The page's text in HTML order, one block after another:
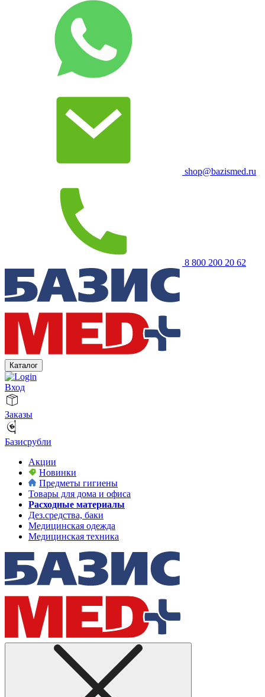
shop@bazismed.ru
8 800 200 20 62
Каталог
Вход
Заказы
Базисрубли
Акции
Новинки
Предметы гигиены
Товары для дома и офиса
Расходные материалы
Дез.средства, баки
Медицинская одежда
Медицинская техника